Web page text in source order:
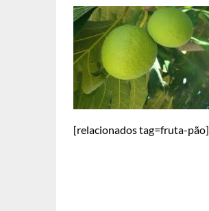
[relacionados tag=fruta-pão]